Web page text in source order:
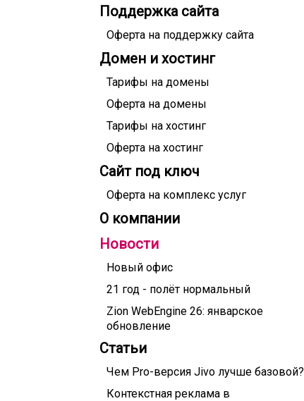
Поддержка сайта
Оферта на поддержку сайта
Домен и хостинг
Тарифы на домены
Оферта на домены
Тарифы на хостинг
Оферта на хостинг
Сайт под ключ
Оферта на комплекс услуг
О компании
Новости
Новый офис
21 год - полёт нормальный
Zion WebEngine 26: январское
обновление
Статьи
Чем Pro-версия Jivo лучше базовой?
Контекстная реклама в